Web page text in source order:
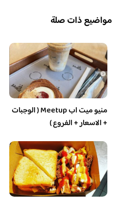
مواضيع ذات صلة
منيو ميت اب Meetup ( الوجبات
+ الاسعار + الفروع )